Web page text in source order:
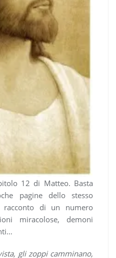
12 di Matteo. Basta
pagine dello stesso
di un numero
miracolose, demoni
gli zoppi camminano,